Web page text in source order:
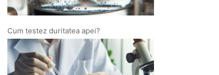
Cum testez duritatea apei?